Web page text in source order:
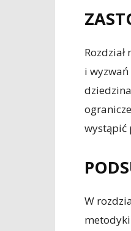
i
wystąpić
W